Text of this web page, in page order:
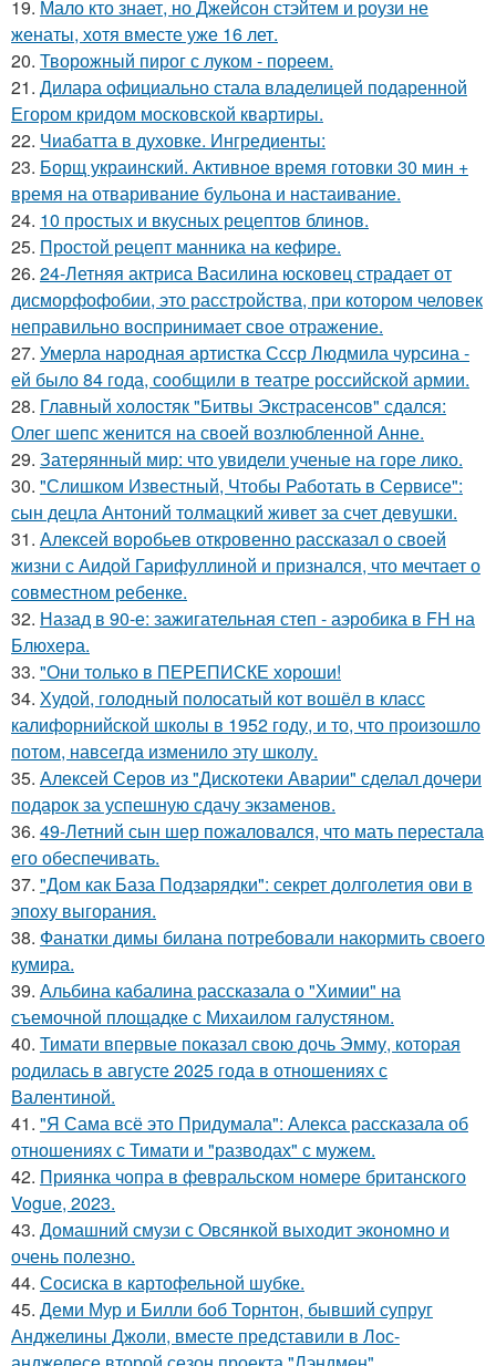
19. Мало кто знает, но Джейсон стэйтем и роузи не
женаты, хотя вместе уже 16 лет.
20. Творожный пирог с луком - пореем.
21. Дилара официально стала владелицей подаренной
Егором кридом московской квартиры.
22. Чиабатта в духовке. Ингредиенты:
23. Борщ украинский. Активное время готовки 30 мин +
время на отваривание бульона и настаивание.
24. 10 простых и вкусных рецептов блинов.
25. Простой рецепт манника на кефире.
26. 24-Летняя актриса Василина юсковец страдает от
дисморфофобии, это расстройства, при котором человек
неправильно воспринимает свое отражение.
27. Умерла народная артистка Ссср Людмила чурсина -
ей было 84 года, сообщили в театре российской армии.
28. Главный холостяк "Битвы Экстрасенсов" сдался:
Олег шепс женится на своей возлюбленной Анне.
29. Затерянный мир: что увидели ученые на горе лико.
30. "Слишком Известный, Чтобы Работать в Сервисе":
сын децла Антоний толмацкий живет за счет девушки.
31. Алексей воробьев откровенно рассказал о своей
жизни с Аидой Гарифуллиной и признался, что мечтает о
совместном ребенке.
32. Назад в 90-е: зажигательная степ - аэробика в FH на
Блюхера.
33. "Они только в ПЕРЕПИСКЕ хороши!
34. Худой, голодный полосатый кот вошёл в класс
калифорнийской школы в 1952 году, и то, что произошло
потом, навсегда изменило эту школу.
35. Алексей Серов из "Дискотеки Аварии" сделал дочери
подарок за успешную сдачу экзаменов.
36. 49-Летний сын шер пожаловался, что мать перестала
его обеспечивать.
37. "Дом как База Подзарядки": секрет долголетия ови в
эпоху выгорания.
38. Фанатки димы билана потребовали накормить своего
кумира.
39. Альбина кабалина рассказала о "Химии" на
съемочной площадке с Михаилом галустяном.
40. Тимати впервые показал свою дочь Эмму, которая
родилась в августе 2025 года в отношениях с
Валентиной.
41. "Я Сама всё это Придумала": Алекса рассказала об
отношениях с Тимати и "разводах" с мужем.
42. Приянка чопра в февральском номере британского
Vogue, 2023.
43. Домашний смузи с Овсянкой выходит экономно и
очень полезно.
44. Сосиска в картофельной шубке.
45. Деми Мур и Билли боб Торнтон, бывший супруг
Анджелины Джоли, вместе представили в Лос-